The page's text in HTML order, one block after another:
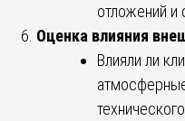
отложений и
Оценка влияния
Влияли ли